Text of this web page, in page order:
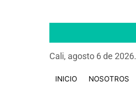
Cali, agosto 6 de 2026.
INICIO NOSOTROS